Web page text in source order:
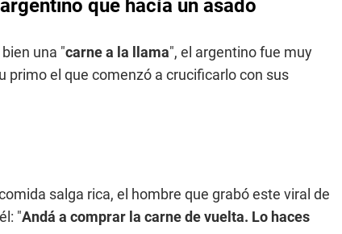
que hacía un asado
una "carne a la llama", el argentino fue muy
primo el que comenzó a crucificarlo con sus
salga rica, el hombre que grabó este viral de
"Andá a comprar la carne de vuelta. Lo haces